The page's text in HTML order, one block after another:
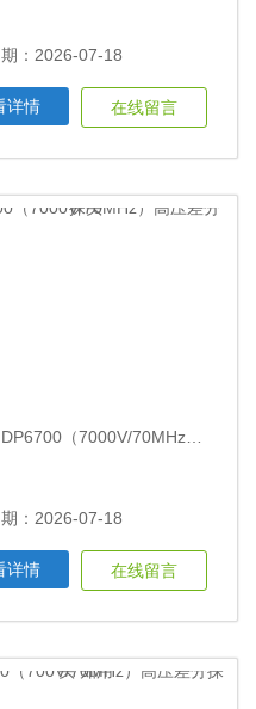
：2026-07-18
详情 在线留言
DP6700（7000V/70MHz）高压差分探头
：2026-07-18
详情 在线留言